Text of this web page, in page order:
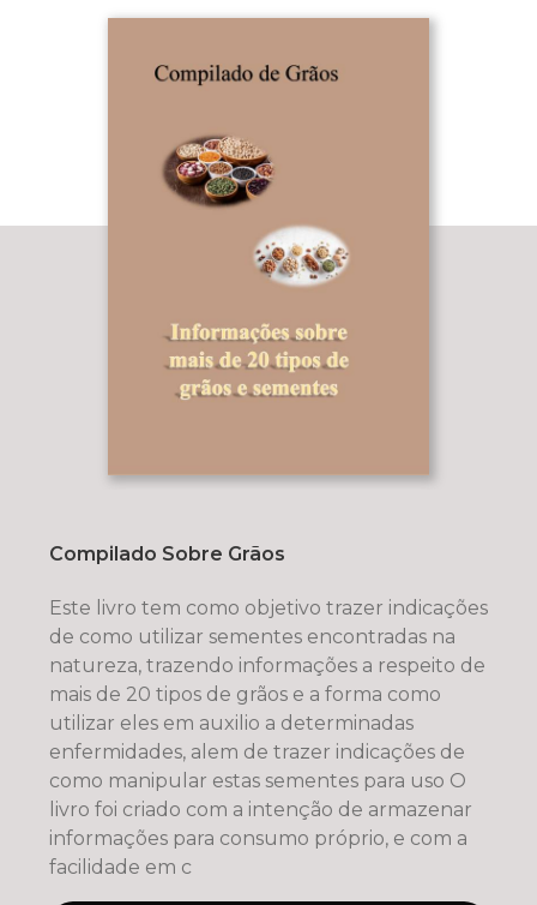
Compilado Sobre Grãos
Este livro tem como objetivo trazer indicações
de como utilizar sementes encontradas na
natureza, trazendo informações a respeito de
mais de 20 tipos de grãos e a forma como
utilizar eles em auxilio a determinadas
enfermidades, alem de trazer indicações de
como manipular estas sementes para uso O
livro foi criado com a intenção de armazenar
informações para consumo próprio, e com a
facilidade em c